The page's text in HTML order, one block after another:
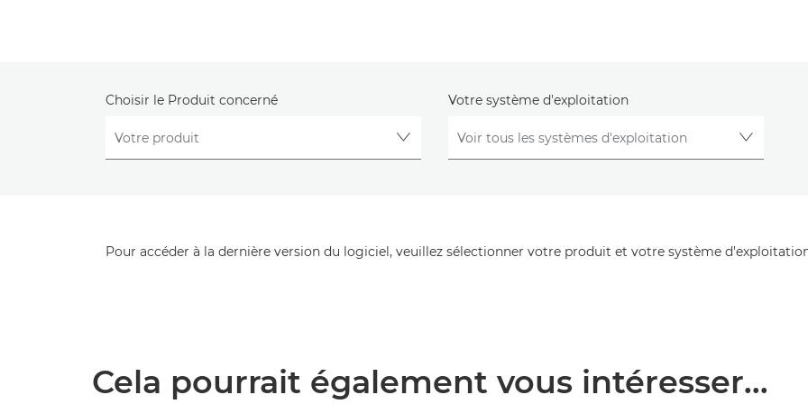
Choisir le Produit concerné Votre système d'exploitation
Pour accéder à la dernière version du logiciel, veuillez sélectionner votre produit et votre système
Cela pourrait également vous intéresser...